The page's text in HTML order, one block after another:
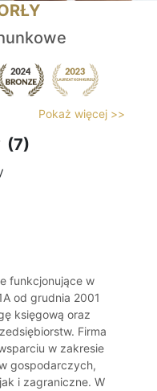
Pokaż więcej >>
(7)
funkcjonujące w
od grudnia 2001
księgową oraz
Firma
w zakresie
gospodarczych,
i zagraniczne. W